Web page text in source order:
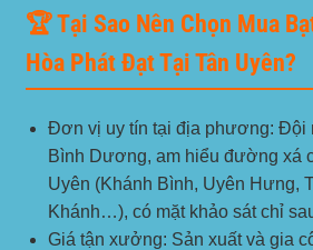
🏆 Tại Sao Nên Chọn Mua
Hòa Phát Đạt Tại Tân Uyên?
Đơn vị uy tín tại địa phương: Đội
Bình Dương, am hiểu đường xá
Uyên (Khánh Bình, Uyên Hưng,
Khánh…), có mặt khảo sát chỉ
Giá tận xưởng: Sản xuất và gia